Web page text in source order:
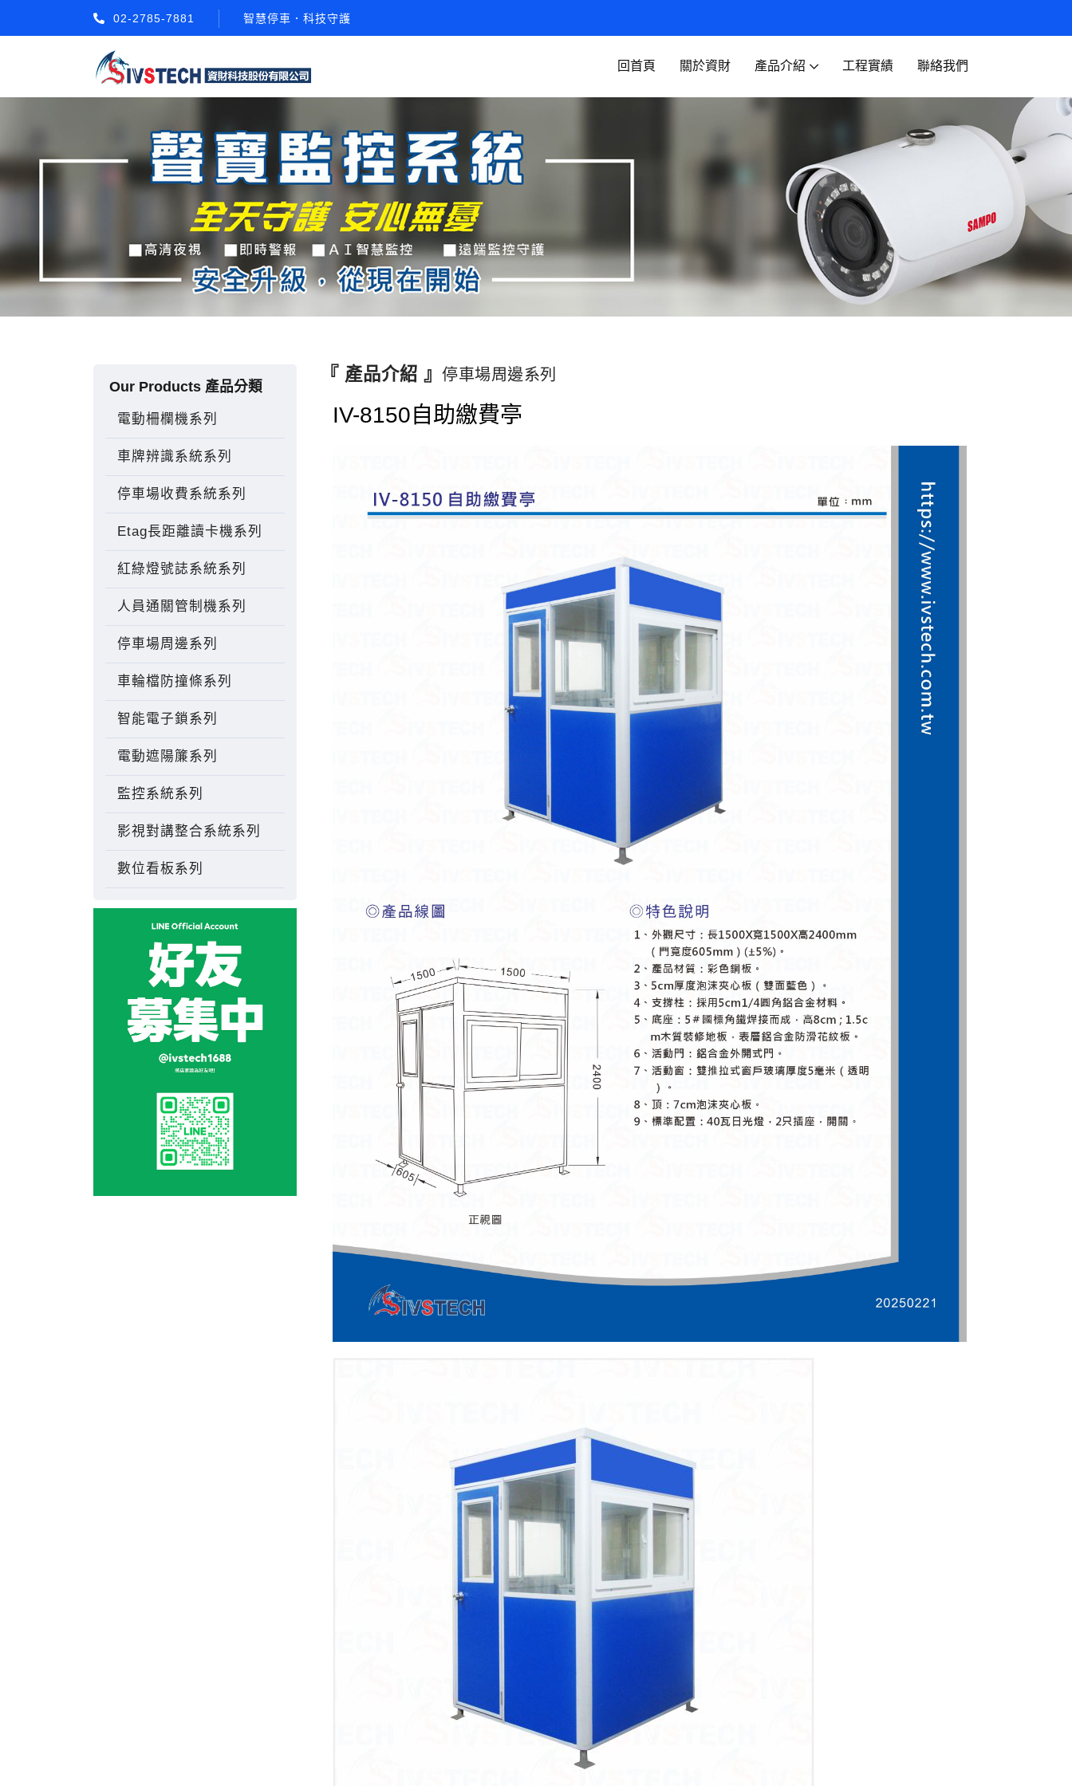
02-2785-7881 智慧停車．科技守護
回首頁 關於資財 產品介紹 工程實績 聯絡我們
Our Products 產品分類
電動柵欄機系列
車牌辨識系統系列
停車場收費系統系列
Etag長距離讀卡機系列
紅綠燈號誌系統系列
人員通關管制機系列
停車場周邊系列
車輪檔防撞條系列
智能電子鎖系列
電動遮陽簾系列
監控系統系列
影視對講整合系統系列
數位看板系列
『 產品介紹 』 停車場周邊系列
IV-8150自助繳費亭